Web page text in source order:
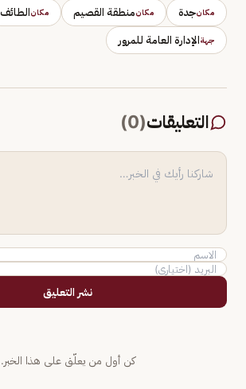
مكانجدة مكانمنطقة القصيم مكانالطائف
جهةالإدارة العامة للمرور
التعليقات(
0
)
نشر التعليق
كن أول من يعلّق على هذا الخبر.